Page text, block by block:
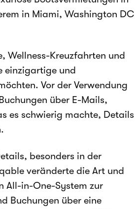
in Miami, Washington DC
Wellness-Kreuzfahrten und
einzigartige und
Vor der Verwendung
über E-Mails,
es schwierig machte, Details
besonders in der
veränderte die Art und
All-in-One-System zur
Buchungen über eine